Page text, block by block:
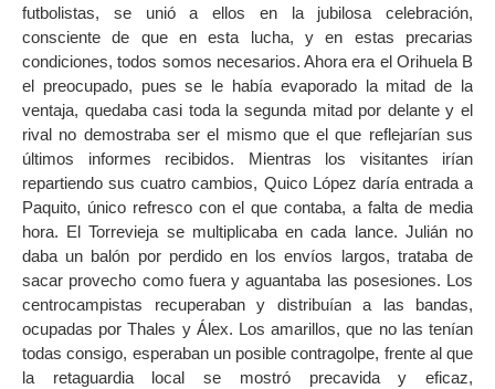
futbolistas, se unió a ellos en la jubilosa celebración,
consciente de que en esta lucha, y en estas precarias
condiciones, todos somos necesarios. Ahora era el Orihuela B
el preocupado, pues se le había evaporado la mitad de la
ventaja, quedaba casi toda la segunda mitad por delante y el
rival no demostraba ser el mismo que el que reflejarían sus
últimos informes recibidos. Mientras los visitantes irían
repartiendo sus cuatro cambios, Quico López daría entrada a
Paquito, único refresco con el que contaba, a falta de media
hora. El Torrevieja se multiplicaba en cada lance. Julián no
daba un balón por perdido en los envíos largos, trataba de
sacar provecho como fuera y aguantaba las posesiones. Los
centrocampistas recuperaban y distribuían a las bandas,
ocupadas por Thales y Álex. Los amarillos, que no las tenían
todas consigo, esperaban un posible contragolpe, frente al que
la retaguardia local se mostró precavida y eficaz,